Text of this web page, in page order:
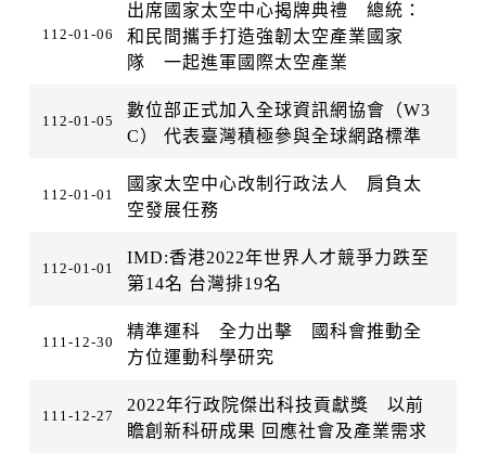
112-01-06
出席國家太空中心揭牌典禮 總統：
和民間攜手打造強韌太空產業國家
隊 一起進軍國際太空產業
112-01-05
數位部正式加入全球資訊網協會（W3
C） 代表臺灣積極參與全球網路標準
112-01-01
國家太空中心改制行政法人 肩負太
空發展任務
112-01-01
IMD:香港2022年世界人才競爭力跌至
第14名 台灣排19名
111-12-30
精準運科 全力出擊 國科會推動全
方位運動科學研究
111-12-27
2022年行政院傑出科技貢獻獎 以前
瞻創新科研成果 回應社會及產業需求